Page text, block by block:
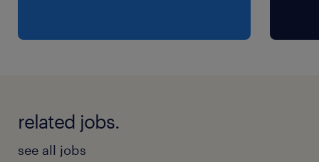
related jobs.
see all jobs